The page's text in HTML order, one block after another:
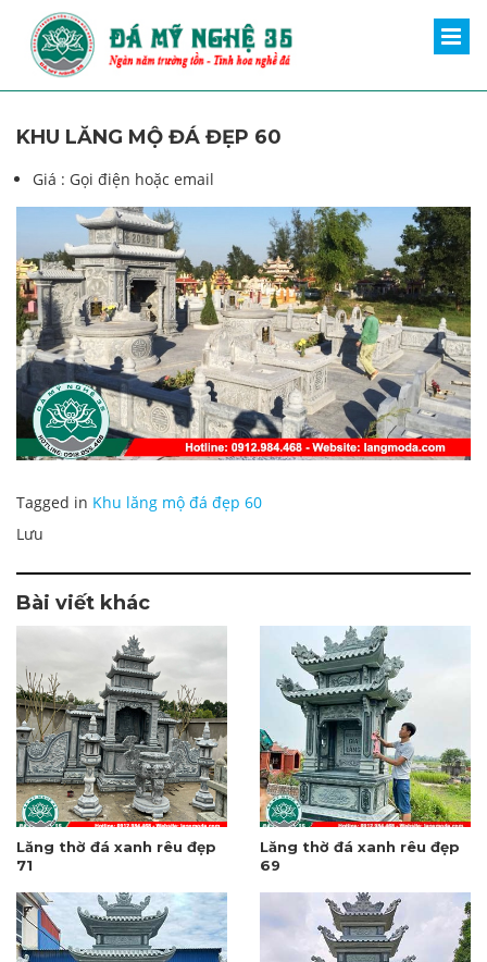
KHU LĂNG MỘ ĐÁ ĐẸP 60
Giá : Gọi điện hoặc email
Tagged in Khu lăng mộ đá đẹp 60
Lưu
Bài viết khác
Lăng thờ đá xanh rêu đẹp
71
Lăng thờ đá xanh rêu đẹp
69